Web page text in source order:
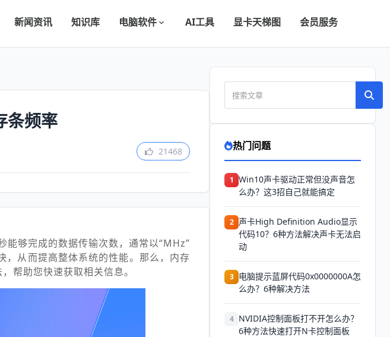
新闻资讯 知识库 电脑软件 AI工具 显卡天梯图 会员服务
条频率
21468
能够完成的数据传输次数，通常以“MHz”
，从而提高整体系统的性能。那么，内存
帮助您快速获取相关信息。
热门问题
1 Win10声卡驱动正常但没声音怎
么办？这3招自己就能搞定
2 声卡High Definition Audio显示
代码10？6种方法解决声卡无法启
动
3 电脑提示蓝屏代码0x0000000A怎
么办？6种解决方法
4 NVIDIA控制面板打不开怎么办？
6种方法快速打开N卡控制面板